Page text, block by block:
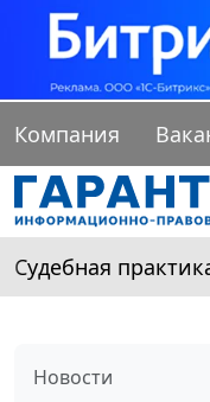
Компания
Судебная
Новости